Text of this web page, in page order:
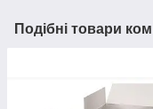
Подібні товари